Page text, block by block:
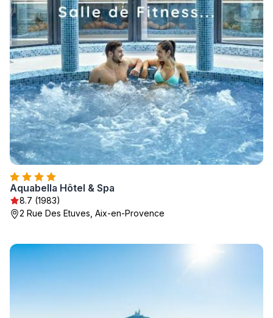
Aquabella Hôtel & Spa
8.7 (1983)
2 Rue Des Etuves, Aix-en-Provence